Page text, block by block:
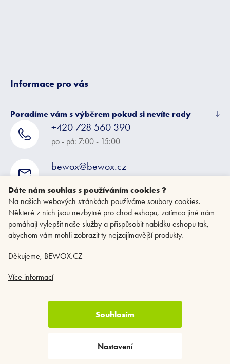
Dáte nám souhlas s používáním cookies ?
Na našich webových stránkách používáme soubory cookies.
Některé z nich jsou nezbytné pro chod eshopu, zatímco jiné nám
pomáhají vylepšit naše služby a přispůsobit nabídku eshopu tak,
abychom vám mohli zobrazit ty nejzajímavější produkty.
Děkujeme, BEWOX.CZ
Více informací
Souhlasím
Nastavení
Informace pro vás
Poradíme vám s výběrem pokud si nevíte rady
+420 728 560 390
po - pá: 7:00 - 15:00
bewox@bewox.cz